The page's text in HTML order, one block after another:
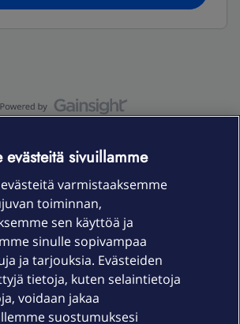
evästeitä sivuillamme
varmistaaksemme
toiminnan,
sen käyttöä ja
sinulle sopivampaa
ja tarjouksia. Evästeiden
tietoja, kuten selaintietoja
voidaan jakaa
suostumuksesi